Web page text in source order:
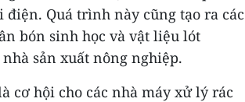
Quá trình này cũng tạo ra các
bón sinh học và vật liệu lót
sản xuất nông nghiệp.
cơ hội cho các nhà máy xử lý rác